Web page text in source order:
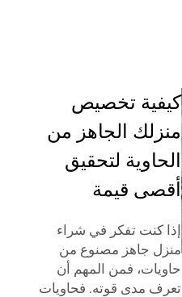
كيفية تخصيص
منزلك الجاهز من
الحاوية لتحقيق
أقصى قيمة
إذا كنت تفكر في شراء
منزل جاهز مصنوع من
حاويات، فمن المهم أن
تعرف مدى قوته. فحاويات